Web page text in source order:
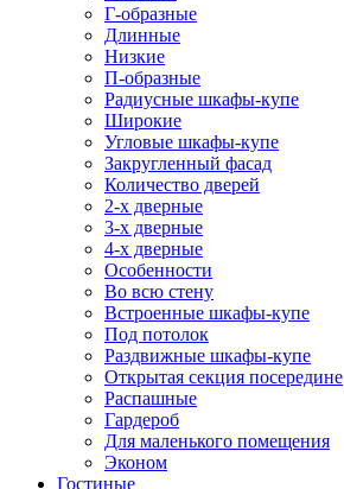
Г-образные
Длинные
Низкие
П-образные
Радиусные шкафы-купе
Широкие
Угловые шкафы-купе
Закругленный фасад
Количество дверей
2-х дверные
3-х дверные
4-х дверные
Особенности
Во всю стену
Встроенные шкафы-купе
Под потолок
Раздвижные шкафы-купе
Открытая секция посередине
Распашные
Гардероб
Для маленького помещения
Эконом
Гостиные